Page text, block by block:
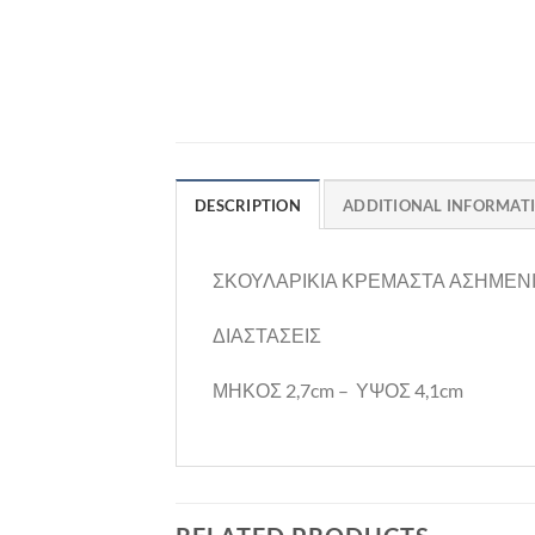
DESCRIPTION ADDITIONAL
ΣΚΟΥΛΑΡΙΚΙΑ ΚΡΕΜΑΣΤΑ
ΔΙΑΣΤΑΣΕΙΣ
ΜΗΚΟΣ 2,7cm – ΥΨΟΣ 4,1cm